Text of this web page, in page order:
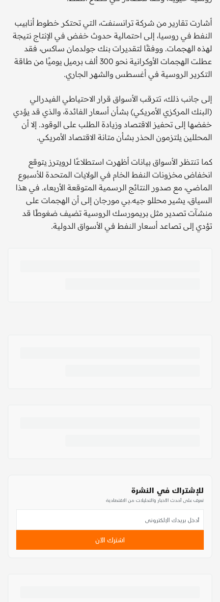
أشارت تقارير من شركة ترانسنفت، التي تحتكر خطوط أنابيب
النفط في روسيا، إلى احتمالية حدوث خفض في الإنتاج نتيجة
لهذه الهجمات. ووفقًا لتقديرات بنك جولدمان ساكس، فقد
عطلت الهجمات الأوكرانية نحو 300 ألف برميل يوميًا من طاقة
التكرير الروسية في أغسطس والشهر الجاري.
إلى جانب ذلك، تترقب الأسواق قرار الاحتياطي الفيدرالي
(البنك المركزي الأمريكي) بشأن أسعار الفائدة، والذي قد يؤدي
خفضها إلى تحفيز الاقتصاد وزيادة الطلب على الوقود. إلا أن
المحللين يلتزمون الحذر بشأن متانة الاقتصاد الأمريكي.
كما تنتظر الأسواق بيانات أظهرت استطلاعًا لرويترز يتوقع
انخفاض مخزونات النفط الخام في الولايات المتحدة للأسبوع
الماضي، مع صدور النتائج الرسمية المتوقعة الأربعاء. في هذا
السياق، يشير محللو جيه.بي مورجان إلى أن الهجمات على
منشآت تصدير مثل بريمورسك الروسية تضيف ضغوطًا قد
تؤدي إلى تصاعد أسعار النفط في الأسواق الدولية.
للإشتراك في النشرة
تعرف على أحدث الأخبار والتحليلات من الاقتصادية
اشترك الآن